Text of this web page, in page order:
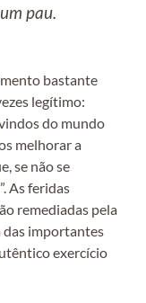
pau.
bastante
legítimo:
do mundo
melhorar a
se não se
As feridas
remediadas pela
das importantes
exercício